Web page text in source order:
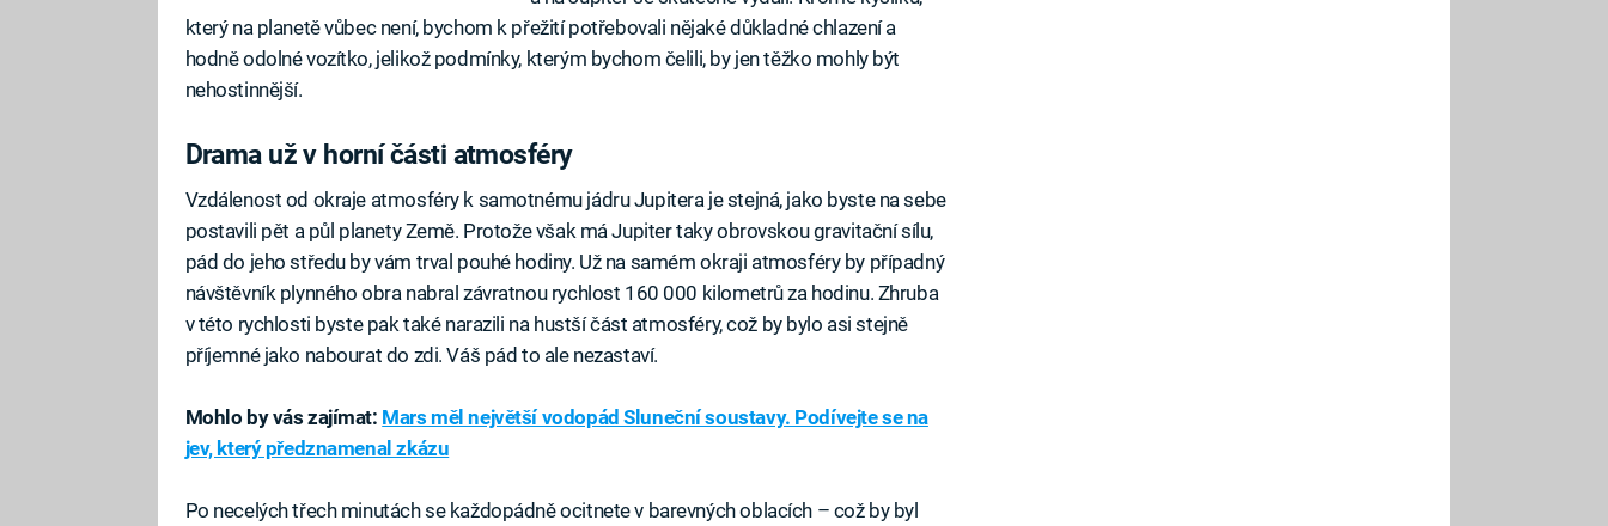
který na planetě vůbec není, bychom k přežití potřebovali nějaké důkladné chlazení a
hodně odolné vozítko, jelikož podmínky, kterým bychom čelili, by jen těžko mohly být
nehostinnější.
Drama už v horní části atmosféry
Vzdálenost od okraje atmosféry k samotnému jádru Jupitera je stejná, jako byste na sebe
postavili pět a půl planety Země. Protože však má Jupiter taky obrovskou gravitační sílu,
pád do jeho středu by vám trval pouhé hodiny. Už na samém okraji atmosféry by případný
návštěvník plynného obra nabral závratnou rychlost 160 000 kilometrů za hodinu. Zhruba
v této rychlosti byste pak také narazili na hustší část atmosféry, což by bylo asi stejně
příjemné jako nabourat do zdi. Váš pád to ale nezastaví.
Mohlo by vás zajímat: Mars měl největší vodopád Sluneční soustavy. Podívejte se na
jev, který předznamenal zkázu
Po necelých třech minutách se každopádně ocitnete v barevných oblacích – což by byl